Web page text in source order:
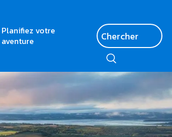
Planifiez votre
aventure